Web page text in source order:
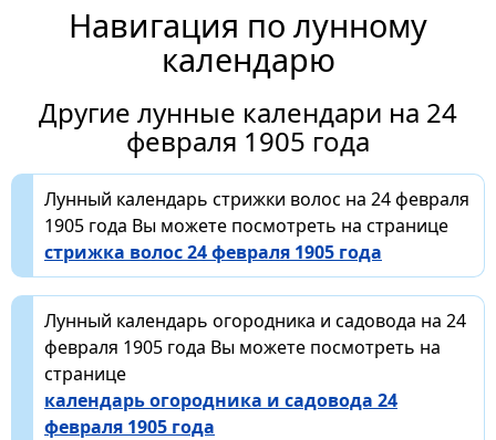
Навигация по лунному
календарю
Другие лунные календари на 24
февраля 1905 года
Лунный календарь стрижки волос на 24 февраля
1905 года Вы можете посмотреть на странице
стрижка волос 24 февраля 1905 года
Лунный календарь огородника и садовода на 24
февраля 1905 года Вы можете посмотреть на
странице
календарь огородника и садовода 24
февраля 1905 года